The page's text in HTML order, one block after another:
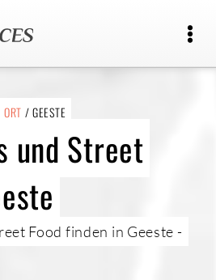
/ GEESTE
und Street
Food finden in Geeste -